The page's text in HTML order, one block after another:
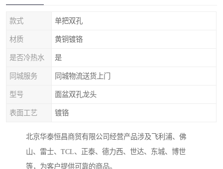
款式 单把双孔
材质 黄铜镀铬
是否冷热水 是
同城服务 同城物流送货上门
型号 面盆双孔龙头
表面工艺 镀铬
北京华泰恒昌商贸有限公司经营产品涉及飞利浦、佛
山、雷士、TCL、正泰、德力西、世达、东城、博世
等，为客户提供可靠的商品。